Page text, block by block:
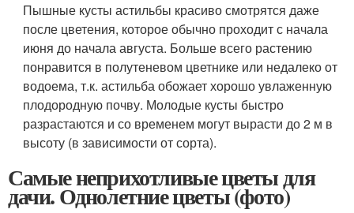
Пышные кусты астильбы красиво смотрятся даже
после цветения, которое обычно проходит с начала
июня до начала августа. Больше всего растению
понравится в полутеневом цветнике или недалеко от
водоема, т.к. астильба обожает хорошо увлаженную
плодородную почву. Молодые кусты быстро
разрастаются и со временем могут вырасти до 2 м в
высоту (в зависимости от сорта).
Самые неприхотливые цветы для
дачи. Однолетние цветы (фото)